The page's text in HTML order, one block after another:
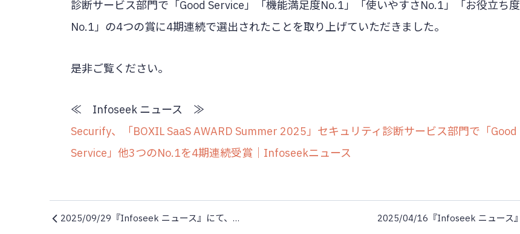
診断サービス部門で「Good Service」「機能満足度No.1」「使いやすさNo.1」「お役立ち度
No.1」の4つの賞に4期連続で選出されたことを取り上げていただきました。
是非ご覧ください。
≪ Infoseek ニュース ≫
Securify、「BOXIL SaaS AWARD Summer 2025」セキュリティ診断サービス部門で「Good
Service」他3つのNo.1を4期連続受賞｜Infoseekニュース
2025/09/29『Infoseek ニュース』にて、「Securify」がCSPM機能正式版およびSBOM機能をリリースについて取り上げていただきました